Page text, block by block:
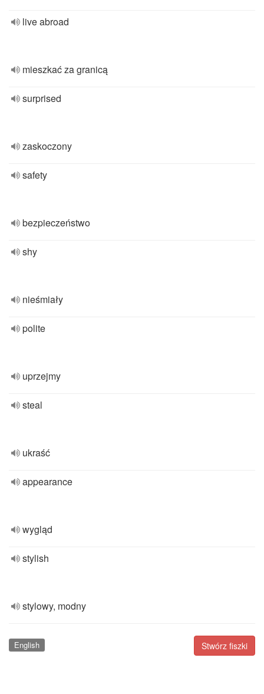
live abroad
mieszkać za granicą
surprised
zaskoczony
safety
bezpieczeństwo
shy
nieśmiały
polite
uprzejmy
steal
ukraść
appearance
wygląd
stylish
stylowy, modny
Stwórz fiszki
English